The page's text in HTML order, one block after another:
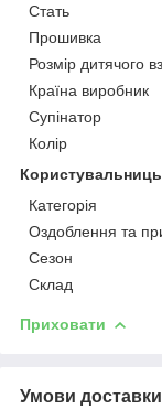
Стать
Прошивка
Розмір дитячого
Країна виробник
Супінатор
Колір
Категорія
Оздоблення та
Сезон
Склад
Приховати
Умови доставки